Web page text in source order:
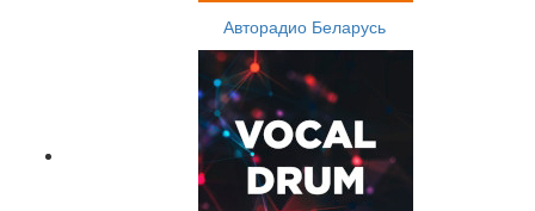
Авторадио Беларусь